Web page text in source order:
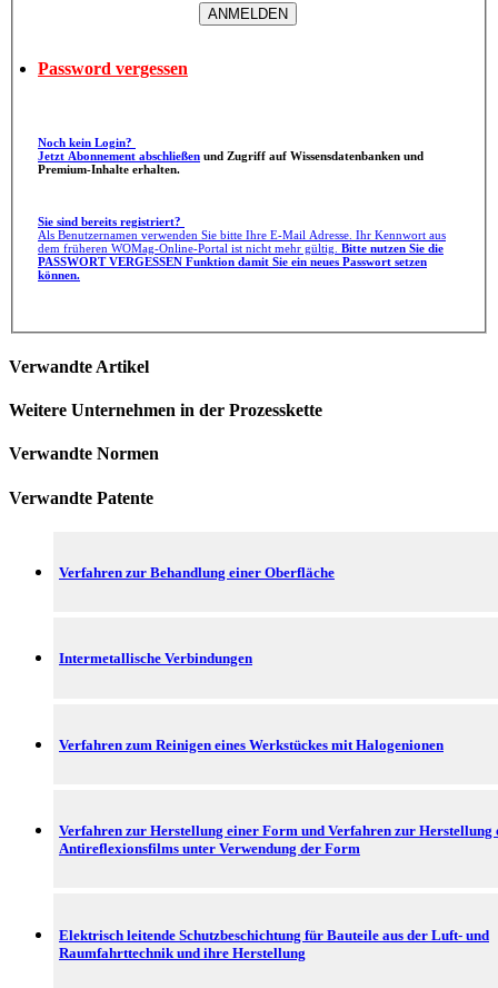
Password vergessen
Noch kein Login?
Jetzt Abonnement abschließen
Premium-Inhalte erhalten.
Sie sind bereits registriert?
Als Benutzernamen verwenden Sie bitte Ihre E-Mail Adresse. Ihr Kennwort aus
dem früheren WOMag-Online-Portal ist nicht mehr gültig. Bitte nutzen Sie die
PASSWORT VERGESSEN Funktion damit Sie ein neues Passwort setzen
können.
Verwandte Artikel
Weitere Unternehmen in der Prozesskette
Verwandte Normen
Verwandte Patente
Verfahren zur Behandlung einer Oberfläche
Intermetallische Verbindungen
Verfahren zum Reinigen eines Werkstückes mit Halogenionen
Verfahren zur Herstellung einer Form und Verfahren zur Herstellung
Antireflexionsfilms unter Verwendung der Form
Elektrisch leitende Schutzbeschichtung für Bauteile aus der Luft- und
Raumfahrttechnik und ihre Herstellung